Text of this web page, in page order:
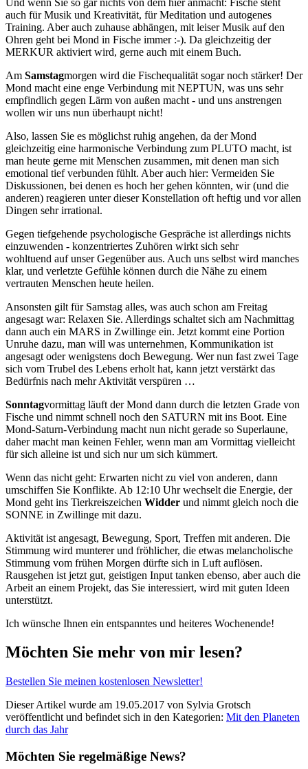
auch für Musik und Kreativität, für Meditation und autogenes
Training. Aber auch zuhause abhängen, mit leiser Musik auf den
Ohren geht bei Mond in Fische immer :-). Da gleichzeitig der
MERKUR aktiviert wird, gerne auch mit einem Buch.
Am Samstagmorgen wird die Fischequalität sogar noch stärker! Der
Mond macht eine enge Verbindung mit NEPTUN, was uns sehr
empfindlich gegen Lärm von außen macht - und uns anstrengen
wollen wir uns nun überhaupt nicht!
Also, lassen Sie es möglichst ruhig angehen, da der Mond
gleichzeitig eine harmonische Verbindung zum PLUTO macht, ist
man heute gerne mit Menschen zusammen, mit denen man sich
emotional tief verbunden fühlt. Aber auch hier: Vermeiden Sie
Diskussionen, bei denen es hoch her gehen könnten, wir (und die
anderen) reagieren unter dieser Konstellation oft heftig und vor allen
Dingen sehr irrational.
Gegen tiefgehende psychologische Gespräche ist allerdings nichts
einzuwenden - konzentriertes Zuhören wirkt sich sehr
wohltuend auf unser Gegenüber aus. Auch uns selbst wird manches
klar, und verletzte Gefühle können durch die Nähe zu einem
vertrauten Menschen heute heilen.
Ansonsten gilt für Samstag alles, was auch schon am Freitag
angesagt war: Relaxen Sie. Allerdings schaltet sich am Nachmittag
dann auch ein MARS in Zwillinge ein. Jetzt kommt eine Portion
Unruhe dazu, man will was unternehmen, Kommunikation ist
angesagt oder wenigstens doch Bewegung. Wer nun fast zwei Tage
sich vom Trubel des Lebens erholt hat, kann jetzt verstärkt das
Bedürfnis nach mehr Aktivität verspüren …
Sonntagvormittag läuft der Mond dann durch die letzten Grade von
Fische und nimmt schnell noch den SATURN mit ins Boot. Eine
Mond-Saturn-Verbindung macht nun nicht gerade so Superlaune,
daher macht man keinen Fehler, wenn man am Vormittag vielleicht
für sich alleine ist und sich nur um sich kümmert.
Wenn das nicht geht: Erwarten nicht zu viel von anderen, dann
umschiffen Sie Konflikte. Ab 12:10 Uhr wechselt die Energie, der
Mond geht ins Tierkreiszeichen Widder und nimmt gleich noch die
SONNE in Zwillinge mit dazu.
Aktivität ist angesagt, Bewegung, Sport, Treffen mit anderen. Die
Stimmung wird munterer und fröhlicher, die etwas melancholische
Stimmung vom frühen Morgen dürfte sich in Luft auflösen.
Rausgehen ist jetzt gut, geistigen Input tanken ebenso, aber auch die
Arbeit an einem Projekt, das Sie interessiert, wird mit guten Ideen
unterstützt.
Ich wünsche Ihnen ein entspanntes und heiteres Wochenende!
Möchten Sie mehr von mir lesen?
Bestellen Sie meinen kostenlosen Newsletter!
Dieser Artikel wurde am 19.05.2017 von Sylvia Grotsch
veröffentlicht und befindet sich in den Kategorien: Mit den Planeten
durch das Jahr
Möchten Sie regelmäßige News?